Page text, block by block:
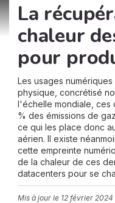
La
chaleur
pour
Les usages
physique, concrétisé
l'échelle mondiale, ces
% des émissions de
ce qui les place donc
aérien. Il existe
cette empreinte
de la chaleur de ces
datacenters pour se
Mis à jour le 12 février 2024